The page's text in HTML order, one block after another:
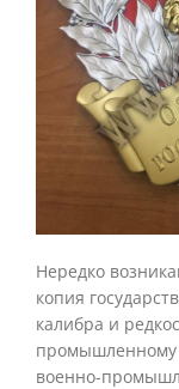
Нередко
копия
калибра и
промышленному
военно-